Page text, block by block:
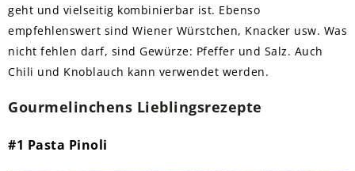
geht und vielseitig kombinierbar ist. Ebenso
empfehlenswert sind Wiener Würstchen, Knacker usw. Was
nicht fehlen darf, sind Gewürze: Pfeffer und Salz. Auch
Chili und Knoblauch kann verwendet werden.
Gourmelinchens Lieblingsrezepte
#1 Pasta Pinoli